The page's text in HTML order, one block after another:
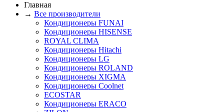
Главная
→ Все производители
Кондиционеры FUNAI
Кондиционеры HISENSE
ROYAL CLIMA
Кондиционеры Hitachi
Кондиционеры LG
Кондиционеры ROLAND
Кондиционеры XIGMA
Кондиционеры Coolnet
ECOSTAR
Кондиционеры ERACO